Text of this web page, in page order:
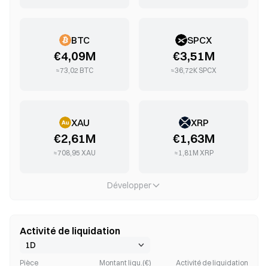
BTC
€4,09M
≈73,02 BTC
SPCX
€3,51M
≈36,72K SPCX
XAU
€2,61M
≈708,95 XAU
XRP
€1,63M
≈1,81M XRP
Développer
Activité de liquidation
Pièce Montant liqu.(€) Activité de liquidation